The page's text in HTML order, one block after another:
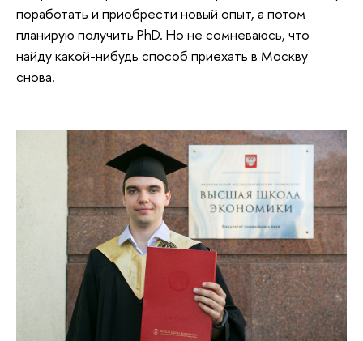
поработать и приобрести новый опыт, а потом
планирую получить PhD. Но не сомневаюсь, что
найду какой-нибудь способ приехать в Москву
снова.